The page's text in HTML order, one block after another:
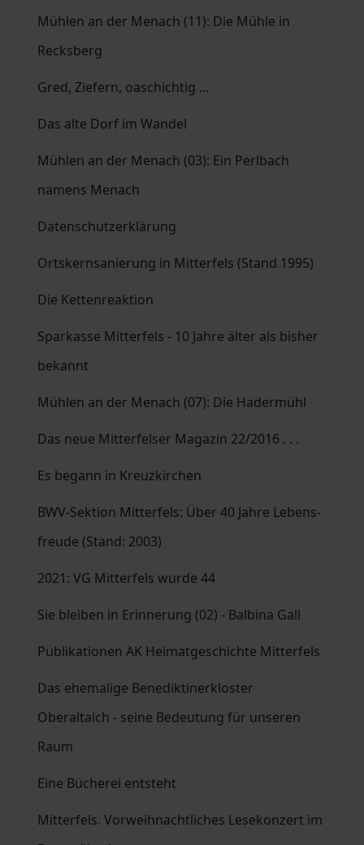
Mühlen an der Menach (11): Die Mühle in
Recksberg
Gred, Ziefern, oaschichtig ...
Das alte Dorf im Wandel
Mühlen an der Menach (03): Ein Perlbach
namens Menach
Datenschutzerklärung
Ortskernsanierung in Mitterfels (Stand 1995)
Die Kettenreaktion
Sparkasse Mitterfels - 10 Jahre älter als bisher
bekannt
Mühlen an der Menach (07): Die Hadermühl
Das neue Mitterfelser Magazin 22/2016 . . .
Es begann in Kreuzkirchen
BWV-Sektion Mitterfels: Über 40 Jahre Lebens-
freude (Stand: 2003)
2021: VG Mitterfels wurde 44
Sie bleiben in Erinnerung (02) - Balbina Gall
Publikationen AK Heimatgeschichte Mitterfels
Das ehemalige Benediktinerkloster
Oberaltaich - seine Bedeutung für unseren
Raum
Eine Bücherei entsteht
Mitterfels. Vorweihnachtliches Lesekonzert im